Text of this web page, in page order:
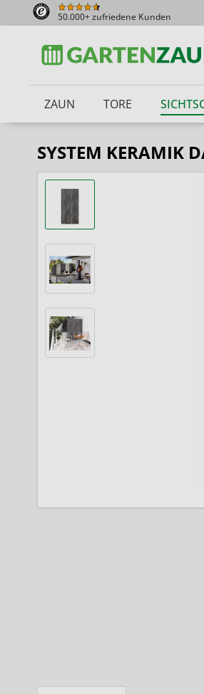
50.000+ zufriedene Kunden
ZAUN TORE
SYSTEM KERAMIK